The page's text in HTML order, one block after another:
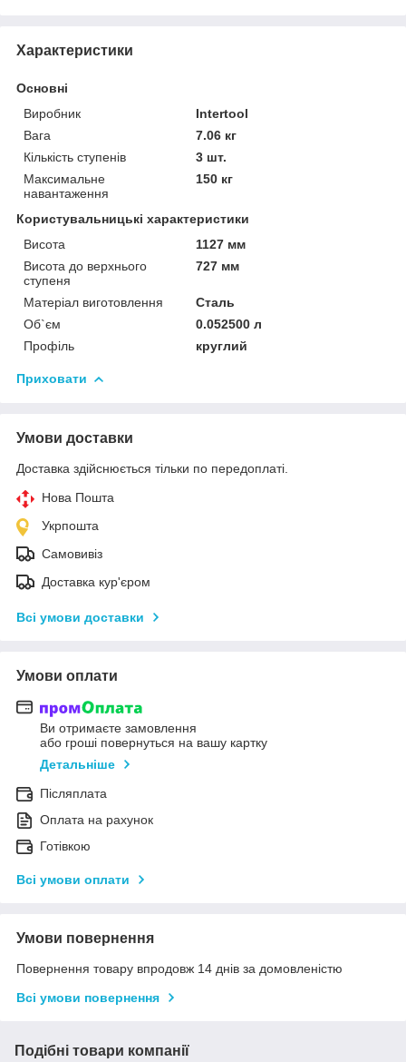
Характеристики
Основні
Виробник
Intertool
Вага
7.06 кг
Кількість ступенів
3 шт.
Максимальне
навантаження
150 кг
Користувальницькі характеристики
Висота
1127 мм
Висота до верхнього
ступеня
727 мм
Матеріал виготовлення
Сталь
Об`єм
0.052500 л
Профіль
круглий
Приховати
Умови доставки
Доставка здійснюється тільки по передоплаті.
Нова Пошта
Укрпошта
Самовивіз
Доставка кур'єром
Всі умови доставки
Умови оплати
Ви отримаєте замовлення
або гроші повернуться на вашу картку
Детальніше
Післяплата
Оплата на рахунок
Готівкою
Всі умови оплати
Умови повернення
Повернення товару впродовж 14 днів за домовленістю
Всі умови повернення
Подібні товари компанії